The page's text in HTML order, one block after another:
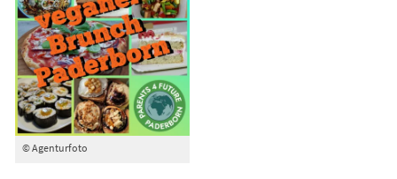
© Agenturfoto